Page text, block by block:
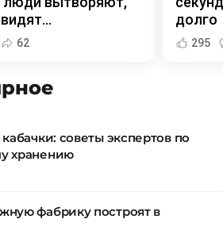
62
долго
295
советы экспертов по
хранению
фабрику построят в